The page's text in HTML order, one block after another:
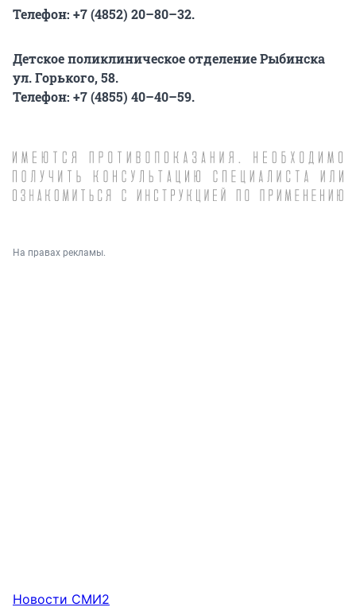
Телефон: +7 (4852) 20–80–32.
Детское поликлиническое отделение Рыбинска
ул. Горького, 58.
Телефон: +7 (4855) 40–40–59.
На правах рекламы.
Новости СМИ2